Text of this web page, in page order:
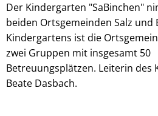
Der Kindergarten "SaBinchen"
beiden Ortsgemeinden Salz und
Kindergartens ist die
zwei Gruppen mit insgesamt 50
Betreuungsplätzen. Leiterin des
Beate Dasbach.